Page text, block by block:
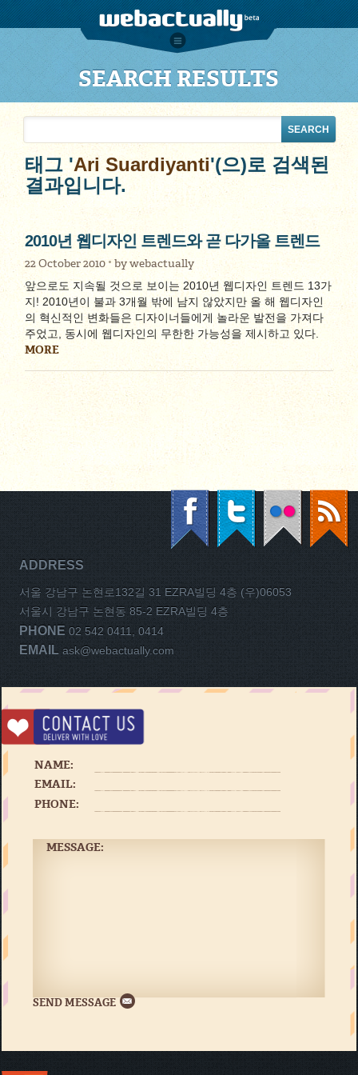
SEARCH RESULTS
태그 'Ari Suardiyanti'(으)로 검색된
결과입니다.
2010년 웹디자인 트렌드와 곧 다가올 트렌드
22 October 2010 bywebactually
앞으로도 지속될 것으로 보이는 2010년 웹디자인 트렌드 13가
지! 2010년이 불과 3개월 밖에 남지 않았지만 올 해 웹디자인
의 혁신적인 변화들은 디자이너들에게 놀라운 발전을 가져다
주었고, 동시에 웹디자인의 무한한 가능성을 제시하고 있다.
MORE
ADDRESS
서울 강남구 논현로132길 31 EZRA빌딩 4층 (우)06053
서울시 강남구 논현동 85-2 EZRA빌딩 4층
PHONE 02 542 0411, 0414
EMAIL ask@webactually.com
NAME:
EMAIL:
PHONE:
MESSAGE: